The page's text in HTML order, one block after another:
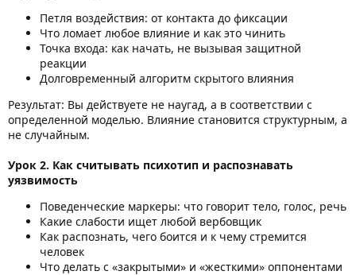
Петля воздействия: от контакта до фиксации
Что ломает любое влияние и как это чинить
Точка входа: как начать, не вызывая защитной
реакции
Долговременный алгоритм скрытого влияния
Результат: Вы действуете не наугад, а в соответствии с
определенной моделью. Влияние становится структурным, а
не случайным.
Урок 2. Как считывать психотип и распознавать
уязвимость
Поведенческие маркеры: что говорит тело, голос, речь
Какие слабости ищет любой вербовщик
Как распознать, чего боится и к чему стремится
человек
Что делать с «закрытыми» и «жесткими» оппонентами